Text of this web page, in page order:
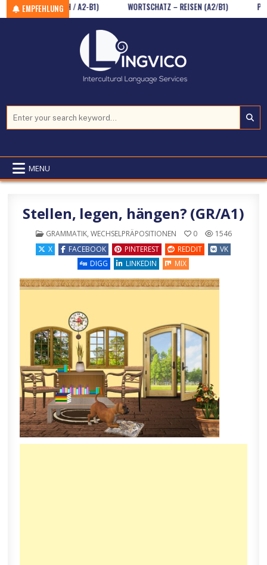
Skip to content
EMPFEHLUNG
(WSCH / A2-B1) WORTSCHATZ – REISEN (A2/B1)
MENU
Stellen, legen, hängen? (GR/A1)
POSTED IN
GRAMMATIK, WECHSELPRÄPOSITIONEN 0
1546
X
FACEBOOK PINTEREST REDDIT
VK
DIGG
LINKEDIN MIX